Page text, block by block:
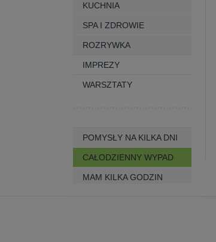
KUCHNIA
SPA I ZDROWIE
ROZRYWKA
IMPREZY
WARSZTATY
POMYSŁY NA KILKA DNI
CAŁODZIENNY WYPAD
MAM KILKA GODZIN